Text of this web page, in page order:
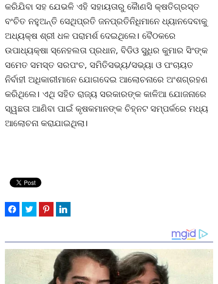
କରିଯିବା ସହ ଯେଭଳି ଏହି ସହାୟତାରୁ କୈାଣସି କ୍ଷତିଗ୍ରସ୍ତ
ବଂଚିତ ନହୁଅନ୍ତି ସେଥିପ୍ରତି ଜନପ୍ରତିନିଧିମାନେ ଧ୍ୟାନଦେବାକୁ
ଅଧ୍ୟକ୍ଷ ଶ୍ରୀ ଧଳ ପରାମର୍ଶ ଦେଇଥିଲେ। ବୈଠକରେ
ଉପାଧ୍ୟକ୍ଷା ସ୍ନେହଲତା ପ୍ରଧାନ, ବିଡିଓ ସୁଧିର କୁମାର ସିଂଙ୍କ
ସମେତ ସମସ୍ତ ସରପଂଚ, ସମିତିସଭ୍ୟ/ସଭ୍ୟା ଓ ପଂଚାୟତ
ନିର୍ବାହୀ ଅଧିକାରୀମାନେ ଯୋଗଦେଇ ଆଲୋଚନାରେ ଅଂଶଗ୍ରହଣ
କରିଥିଲେ। ଏଥି ସହିତ ରାଜ୍ୟ ସରକାରଙ୍କ କାଳିଆ ଯୋଜନାରେ
ସ୍ୱଛତା ଆଣିବା ପାଇଁ କୃଷକମାନଙ୍କ ଚିହ୍ନଟ ସମ୍ପର୍କରେ ମଧ୍ୟ
ଆଲୋଚନା କରାଯାଇଥିଲା।